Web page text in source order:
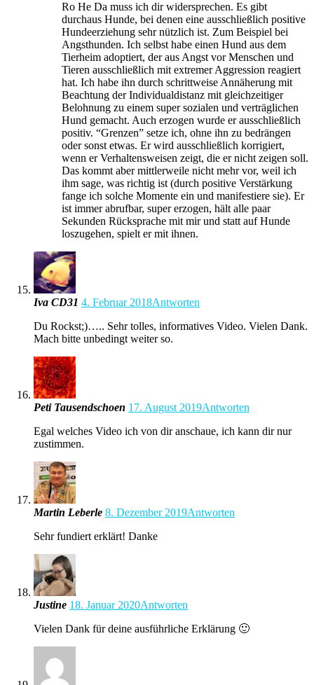
Ro He Da muss ich dir widersprechen. Es gibt
durchaus Hunde, bei denen eine ausschließlich positive
Hundeerziehung sehr nützlich ist. Zum Beispiel bei
Angsthunden. Ich selbst habe einen Hund aus dem
Tierheim adoptiert, der aus Angst vor Menschen und
Tieren ausschließlich mit extremer Aggression reagiert
hat. Ich habe ihn durch schrittweise Annäherung mit
Beachtung der Individualdistanz mit gleichzeitiger
Belohnung zu einem super sozialen und verträglichen
Hund gemacht. Auch erzogen wurde er ausschließlich
positiv. “Grenzen” setze ich, ohne ihn zu bedrängen
oder sonst etwas. Er wird ausschließlich korrigiert,
wenn er Verhaltensweisen zeigt, die er nicht zeigen soll.
Das kommt aber mittlerweile nicht mehr vor, weil ich
ihm sage, was richtig ist (durch positive Verstärkung
fange ich solche Momente ein und manifestiere sie). Er
ist immer abrufbar, super erzogen, hält alle paar
Sekunden Rücksprache mit mir und statt auf Hunde
loszugehen, spielt er mit ihnen.
Iva CD31 4. Februar 2018Antworten
Du Rockst;)….. Sehr tolles, informatives Video. Vielen Dank.
Mach bitte unbedingt weiter so.
Peti Tausendschoen 17. August 2019Antworten
Egal welches Video ich von dir anschaue, ich kann dir nur
zustimmen.
Martin Leberle 8. Dezember 2019Antworten
Sehr fundiert erklärt! Danke
Justine 18. Januar 2020Antworten
Vielen Dank für deine ausführliche Erklärung 🙂